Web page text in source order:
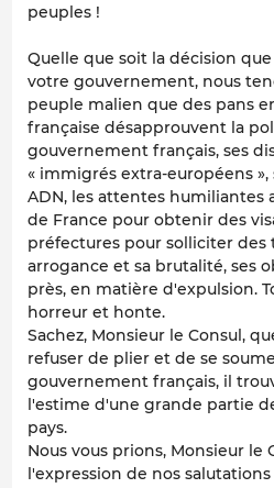
peuples !
Quelle que soit la décision
votre gouvernement, nous
peuple malien que des pans
française désapprouvent la
gouvernement français, ses
« immigrés extra-européens
ADN, les attentes humiliantes
de France pour obtenir des
préfectures pour solliciter des
arrogance et sa brutalité, ses
près, en matière d'expulsion.
horreur et honte.
Sachez, Monsieur le Consul,
refuser de plier et de se
gouvernement français, il
l'estime d'une grande partie
pays.
Nous vous prions, Monsieur le
l'expression de nos